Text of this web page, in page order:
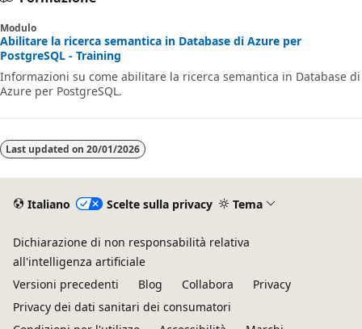
Modulo
Abilitare la ricerca semantica in Database di Azure per
PostgreSQL - Training
Informazioni su come abilitare la ricerca semantica in Database di
Azure per PostgreSQL.
Last updated on 20/01/2026
Italiano Scelte sulla privacy Tema
Dichiarazione di non responsabilità relativa
all'intelligenza artificiale
Versioni precedenti
Blog Collabora
Privacy
Privacy dei dati sanitari dei consumatori